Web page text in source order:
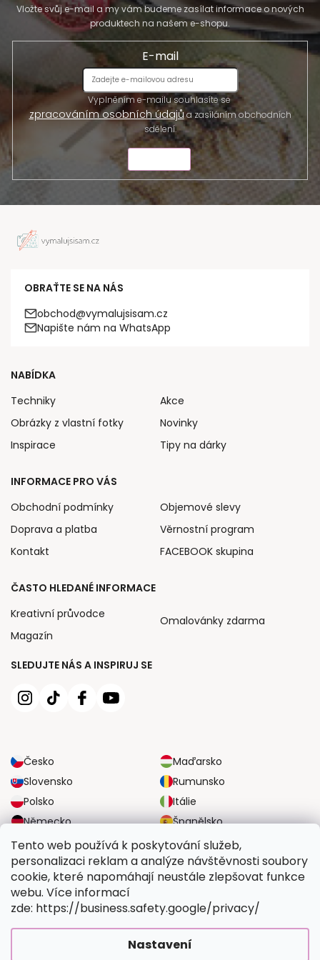
Tento web používá k poskytování služeb,
personalizaci reklam a analýze návštěvnosti soubory
cookie, které napomáhají neustále zlepšovat funkce
webu. Více informací
zde: https://business.safety.google/privacy/
Nastavení
Vložte svůj e-mail a my vám budeme zasílat informace o nových
produktech na našem e-shopu.
E-mail
Vyplněním e-mailu souhlasíte se
zpracováním osobních údajůa zasíláním obchodních
sdělení.
OBRAŤTE SE NA NÁS
obchod@vymalujsisam.cz
Napište nám na WhatsApp
SLEDUJTE NÁS A INSPIRUJ SE
Česko
Maďarsko
Slovensko
Rumunsko
Polsko
Itálie
Německo
Španělsko
Velká Británie
Rakousko
NABÍDKA
Techniky
Obrázky z vlastní fotky
Inspirace
Akce
Novinky
Tipy na dárky
INFORMACE PRO VÁS
Obchodní podmínky
Doprava a platba
Kontakt
Objemové slevy
Věrnostní program
FACEBOOK skupina
ČASTO HLEDANÉ INFORMACE
Kreativní průvodce
Magazín
Omalovánky zdarma
SPOLEHLIVÉ MOŽNOSTI DOPRAVY
BEZPEČNÉ MOŽNOSTI PLATBY